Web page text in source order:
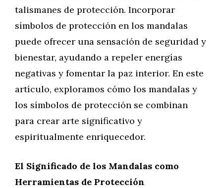
talismanes de protección. Incorporar
símbolos de protección en los mandalas
puede ofrecer una sensación de seguridad y
bienestar, ayudando a repeler energías
negativas y fomentar la paz interior. En este
artículo, exploramos cómo los mandalas y
los símbolos de protección se combinan
para crear arte significativo y
espiritualmente enriquecedor.
El Significado de los Mandalas como
Herramientas de Protección